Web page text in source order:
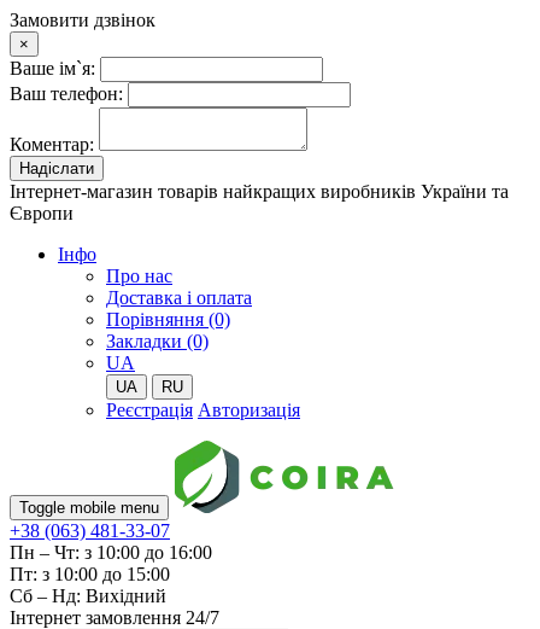
Замовити дзвінок
×
Ваше ім`я:
Ваш телефон:
Коментар:
Надіслати
Інтернет-магазин товарів найкращих виробників України та
Європи
Iнфо
Про нас
Доставка і оплата
Порівняння (0)
Закладки (0)
UA
UA RU
Реєстрація Авторизація
Toggle mobile menu
+38 (063) 481-33-07
Пн – Чт: з 10:00 до 16:00
Пт: з 10:00 до 15:00
Сб – Нд: Вихідний
Інтернет замовлення 24/7